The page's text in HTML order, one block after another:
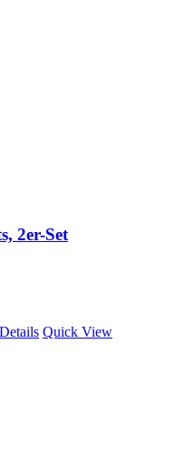
2er-Set
Details Quick View